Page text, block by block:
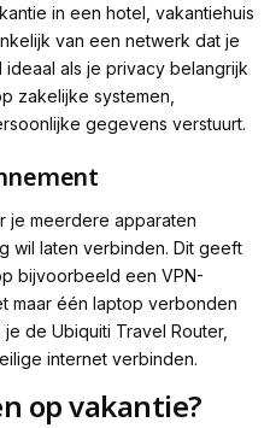
in een hotel, vakantiehuis
van een netwerk dat je
als je privacy belangrijk
zakelijke systemen,
gegevens verstuurt.
je meerdere apparaten
wil laten verbinden. Dit geeft
bijvoorbeeld een VPN-
maar één laptop verbonden
de Ubiquiti Travel Router,
internet verbinden.
op vakantie?